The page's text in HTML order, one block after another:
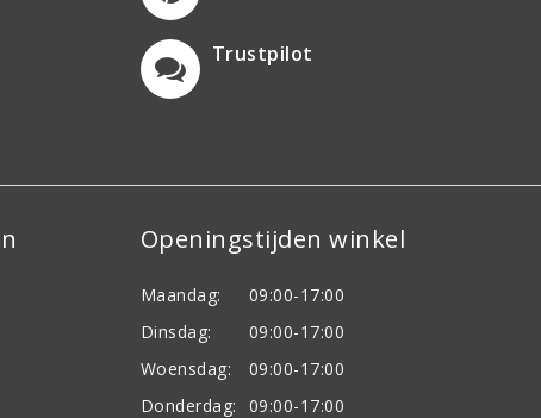
Trustpilot
Openingstijden winkel
Maandag:
09:00-17:00
Dinsdag:
09:00-17:00
Woensdag:
09:00-17:00
Donderdag:
09:00-17:00